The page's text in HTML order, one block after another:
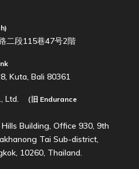
二段115巷47号2階
Kuta, Bali 80361
Ltd. （旧 Endurance
Building, Office 930, 9th
Tai Sub-district,
10260, Thailand.